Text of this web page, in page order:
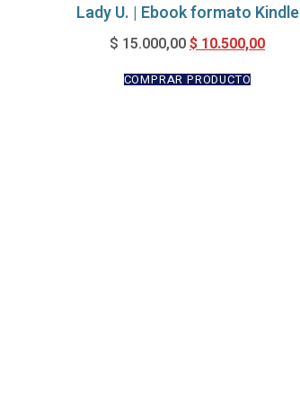
Lady U. | Ebook formato Kindle
$ 15.000,00 $10.500,00
COMPRAR PRODUCTO